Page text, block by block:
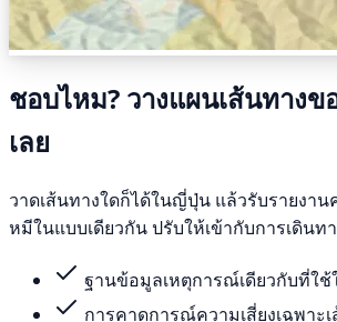
ชอบไหม? วางแผนเส้นทางข
เลย
วาดเส้นทางใดก็ได้ในญี่ปุ่น แล้วรับรายงา
หมีในแบบเดียวกัน ปรับให้เข้ากับการเดินท
ฐานข้อมูลเหตุการณ์เดียวกับที่ใช้
การคาดการณ์ความเสี่ยงเฉพาะ